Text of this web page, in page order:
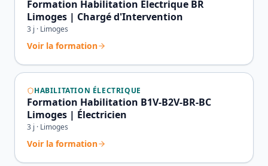
Formation Habilitation Électrique BR
Limoges | Chargé d'Intervention
3 j · Limoges
Voir la formation
HABILITATION ÉLECTRIQUE
Formation Habilitation B1V-B2V-BR-BC
Limoges | Électricien
3 j · Limoges
Voir la formation